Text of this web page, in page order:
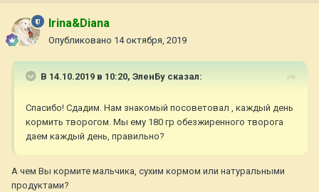
Irina&Diana
Опубликовано 14 октября, 2019
В 14.10.2019 в 10:20, ЭленБу сказал:
Спасибо! Сдадим. Нам знакомый посоветовал , каждый день
кормить творогом. Мы ему 180 гр обезжиренного творога
даем каждый день, правильно?
А чем Вы кормите мальчика, сухим кормом или натуральными
продуктами?